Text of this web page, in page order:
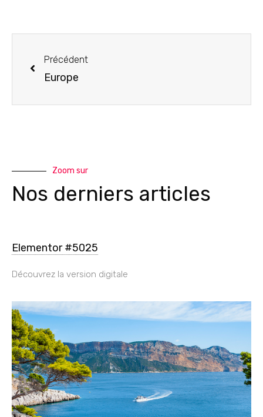
Précédent
Europe
Zoom sur
Nos derniers articles
Elementor #5025
Découvrez la version digitale